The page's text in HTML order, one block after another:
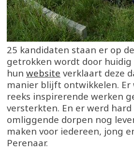
25 kandidaten staan er op
getrokken wordt door
hun website verklaart deze
manier blijft ontwikkelen.
reeks inspirerende werken
versterkten. En er werd
omliggende dorpen nog
maken voor iedereen, jong
Perenaar.